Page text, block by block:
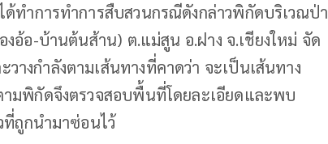
ด้ทำการทำการสืบสวนกรณีดังกล่าวพิกัดบริเวณป่า
อ้อ-บ้านต้นส้าน) ต.แม่สูน อ.ฝาง จ.เชียงใหม่ จัด
างกำลังตามเส้นทางที่คาดว่า จะเป็นเส้นทาง
ามพิกัดจึงตรวจสอบพื้นที่โดยละเอียดและพบ
ที่ถูกนำมาซ่อนไว้